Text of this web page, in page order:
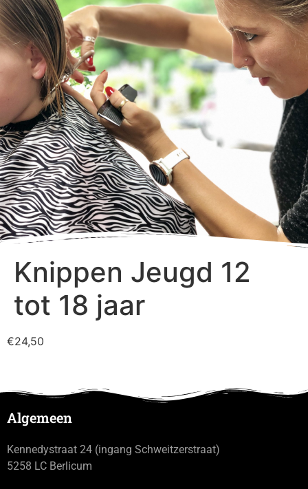
Bij Monique
NÈT EVEN ANDERS
Contact mij voor
Knippen Jeugd 12
tot 18 jaar
€24,50
Algemeen
Kennedystraat 24 (ingang Schweitzerstraat)
5258 LC Berlicum